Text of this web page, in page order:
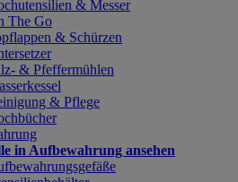
& Messer
The Go
& Schürzen
& Pfeffermühlen
& Pflege
in Aufbewahrung ansehen